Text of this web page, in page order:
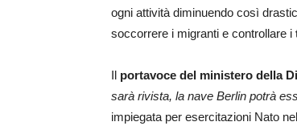
ogni attività diminuendo così
soccorrere i migranti e controllare i
Il portavoce del ministero della
sarà rivista, la nave Berlin potrà
impiegata per esercitazioni Nato